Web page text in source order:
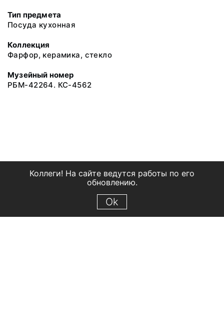
Тип предмета
Посуда кухонная
Коллекция
Фарфор, керамика, стекло
Музейный номер
РБМ-42264. КС-4562
Коллеги! На сайте ведутся работы по его
обновлению.
Ok